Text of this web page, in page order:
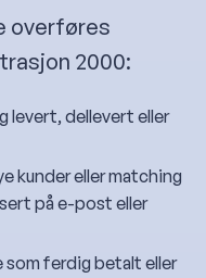
overføres
2000:
levert, dellevert eller
kunder eller matching
på e-post eller
som ferdig betalt eller